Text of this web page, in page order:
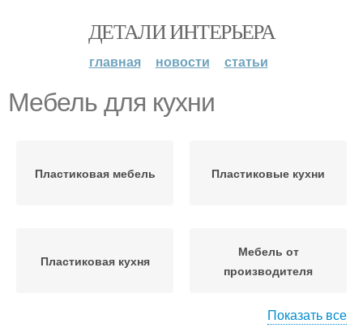
ДЕТАЛИ ИНТЕРЬЕРА
главная новости статьи
Мебель для кухни
Пластиковая мебель Пластиковые кухни
Пластиковая кухня
Мебель от
производителя
Показать все